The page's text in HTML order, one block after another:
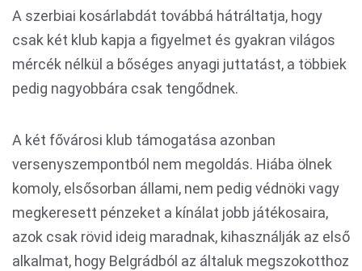
A szerbiai kosárlabdát továbbá hátráltatja, hogy
csak két klub kapja a figyelmet és gyakran világos
mércék nélkül a bőséges anyagi juttatást, a többiek
pedig nagyobbára csak tengődnek.
A két fővárosi klub támogatása azonban
versenyszempontból nem megoldás. Hiába ölnek
komoly, elsősorban állami, nem pedig védnöki vagy
megkeresett pénzeket a kínálat jobb játékosaira,
azok csak rövid ideig maradnak, kihasználják az első
alkalmat, hogy Belgrádból az általuk megszokotthoz